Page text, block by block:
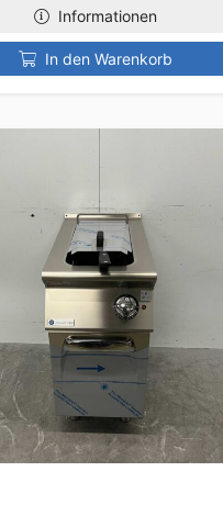
Informationen
In den Warenkorb